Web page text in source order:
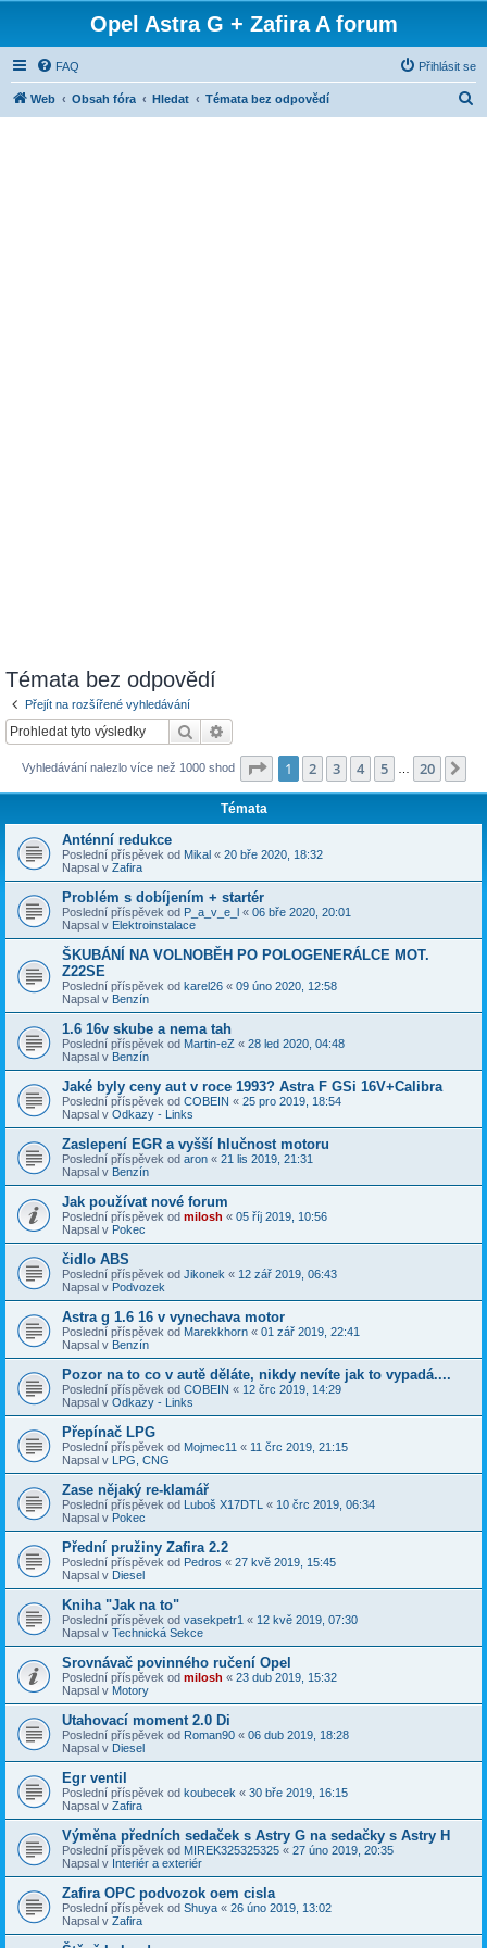
Opel Astra G + Zafira A forum
FAQ Přihlásit se
Web Obsah fóra Hledat Témata bez odpovědí
Témata bez odpovědí
Přejít na rozšířené vyhledávání
Hledat
Vyhledávání nalezlo více než 1000 shod Stránka z 20
1 2 3 4 5 20
Témata
Anténní redukce
Poslední příspěvek od Mikal « 20 bře 2020, 18:32
Napsal v Zafira
Problém s dobíjením + startér
Poslední příspěvek od P_a_v_e_l « 06 bře 2020, 20:01
Napsal v Elektroinstalace
ŠKUBÁNÍ NA VOLNOBĚH PO POLOGENERÁLCE MOT.
Z22SE
Poslední příspěvek od karel26 « 09 úno 2020, 12:58
Napsal v Benzín
1.6 16v skube a nema tah
Poslední příspěvek od Martin-eZ « 28 led 2020, 04:48
Napsal v Benzín
Jaké byly ceny aut v roce 1993? Astra F GSi 16V+Calibra
Poslední příspěvek od COBEIN « 25 pro 2019, 18:54
Napsal v Odkazy - Links
Zaslepení EGR a vyšší hlučnost motoru
Poslední příspěvek od aron « 21 lis 2019, 21:31
Napsal v Benzín
Jak používat nové forum
Poslední příspěvek od milosh « 05 říj 2019, 10:56
Napsal v Pokec
čidlo ABS
Poslední příspěvek od Jikonek « 12 zář 2019, 06:43
Napsal v Podvozek
Astra g 1.6 16 v vynechava motor
Poslední příspěvek od Marekkhorn « 01 zář 2019, 22:41
Napsal v Benzín
Pozor na to co v autě děláte, nikdy nevíte jak to vypadá....
Poslední příspěvek od COBEIN « 12 črc 2019, 14:29
Napsal v Odkazy - Links
Přepínač LPG
Poslední příspěvek od Mojmec11 « 11 črc 2019, 21:15
Napsal v LPG, CNG
Zase nějaký re-klamář
Poslední příspěvek od Luboš X17DTL « 10 črc 2019, 06:34
Napsal v Pokec
Přední pružiny Zafira 2.2
Poslední příspěvek od Pedros « 27 kvě 2019, 15:45
Napsal v Diesel
Kniha "Jak na to"
Poslední příspěvek od vasekpetr1 « 12 kvě 2019, 07:30
Napsal v Technická Sekce
Srovnávač povinného ručení Opel
Poslední příspěvek od milosh « 23 dub 2019, 15:32
Napsal v Motory
Utahovací moment 2.0 Di
Poslední příspěvek od Roman90 « 06 dub 2019, 18:28
Napsal v Diesel
Egr ventil
Poslední příspěvek od koubecek « 30 bře 2019, 16:15
Napsal v Zafira
Výměna předních sedaček s Astry G na sedačky s Astry H
Poslední příspěvek od MIREK325325325 « 27 úno 2019, 20:35
Napsal v Interiér a exteriér
Zafira OPC podvozok oem cisla
Poslední příspěvek od Shuya « 26 úno 2019, 13:02
Napsal v Zafira